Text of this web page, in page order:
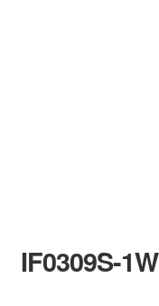
IF0309S-1W